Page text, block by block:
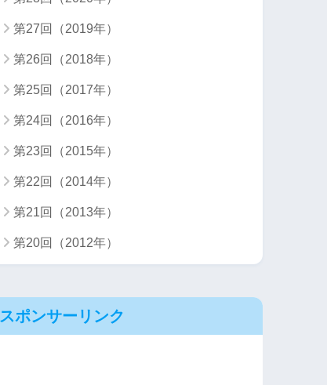
第27回（2019年）
第26回（2018年）
第25回（2017年）
第24回（2016年）
第23回（2015年）
第22回（2014年）
第21回（2013年）
第20回（2012年）
スポンサーリンク